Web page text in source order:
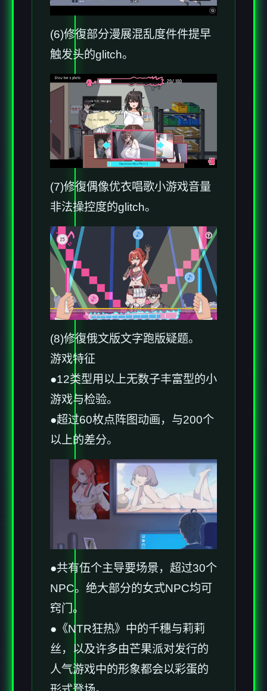
(6)修復部分漫展混乱度件件提早
触发头的glitch。
(7)修復偶像优衣唱歌小游戏音量
非法操控度的glitch。
(8)修復俄文版文字跑版疑题。
游戏特征
●12类型用以上无数子丰富型的小
游戏与检验。
●超过60枚点阵图动画，与200个
以上的差分。
●共有伍个主导要场景，超过30个
NPC。绝大部分的女式NPC均可
窍门。
●《NTR狂热》中的千穗与莉莉
丝，以及许多由芒果派对发行的
人气游戏中的形象都会以彩蛋的